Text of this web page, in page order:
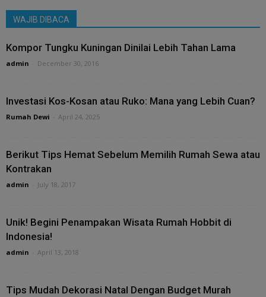
WAJIB DIBACA
Kompor Tungku Kuningan Dinilai Lebih Tahan Lama
admin December 30, 2016
Investasi Kos-Kosan atau Ruko: Mana yang Lebih Cuan?
Rumah Dewi April 24, 2025
Berikut Tips Hemat Sebelum Memilih Rumah Sewa atau
Kontrakan
admin July 18, 2017
Unik! Begini Penampakan Wisata Rumah Hobbit di
Indonesia!
admin April 13, 2018
Tips Mudah Dekorasi Natal Dengan Budget Murah